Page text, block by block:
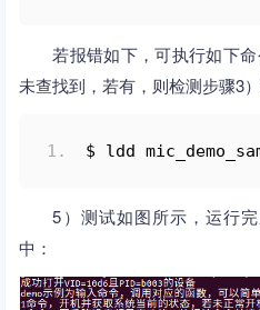
若报错如下，可执行如下
未查找到，若有，则检测步骤3
$ ldd
5）测试如图所示，运行
中：